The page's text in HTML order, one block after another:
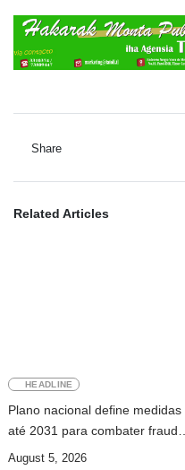
Share
Related Articles
HEADLINE
Plano nacional define medidas
até 2031 para combater fraude
digital e tráfico de pessoas
August 5, 2026